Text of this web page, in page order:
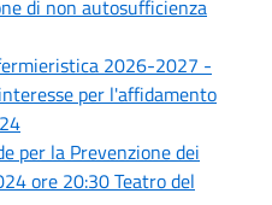
di non autosufficienza
2026-2027 -
per l'affidamento
per la Prevenzione dei
ore 20:30 Teatro del